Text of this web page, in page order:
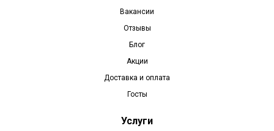
Вакансии
Отзывы
Блог
Акции
Доставка и оплата
Госты
Услуги